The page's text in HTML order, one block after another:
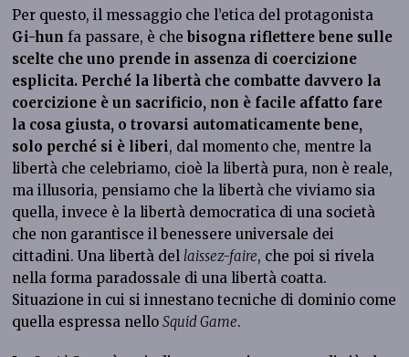
Per questo, il messaggio che l’etica del protagonista
Gi-hun fa passare, è chebisogna riflettere bene sulle
scelte che uno prende in assenza di coercizione
esplicita. Perché la libertà che combatte davvero la
coercizione è un sacrificio, non è facile affatto fare
la cosa giusta, o trovarsi automaticamente bene,
solo perché si è liberi, dal momento che, mentre la
libertà che celebriamo, cioè la libertà pura, non è reale,
ma illusoria, pensiamo che la libertà che viviamo sia
quella, invece è la libertà democratica di una società
che non garantisce il benessere universale dei
cittadini. Una libertà del laissez-faire, che poi si rivela
nella forma paradossale di una libertà coatta.
Situazione in cui si innestano tecniche di dominio come
quella espressa nelloSquid Game.